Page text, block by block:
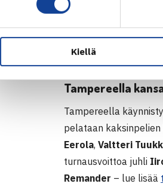
Kiellä
Tampereella
Tampereella
pelataan
Eerola, Valtteri
turnausvoittoa juhli
Remander – lue lisää